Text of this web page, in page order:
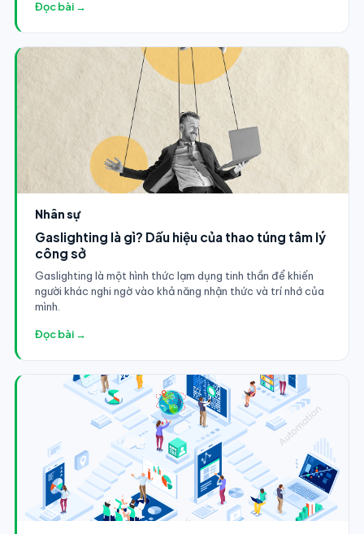
Đọc bài →
Nhân sự
Gaslighting là gì? Dấu hiệu của thao túng tâm lý
công sở
Gaslighting là một hình thức lạm dụng tinh thần để khiến
người khác nghi ngờ vào khả năng nhận thức và trí nhớ của
mình.
Đọc bài →